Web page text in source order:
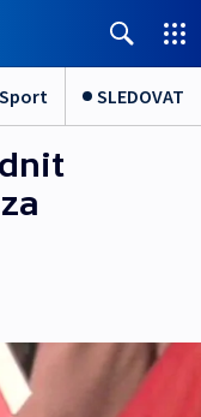
Sport SLEDOVAT